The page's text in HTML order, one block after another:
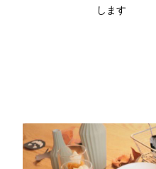
します